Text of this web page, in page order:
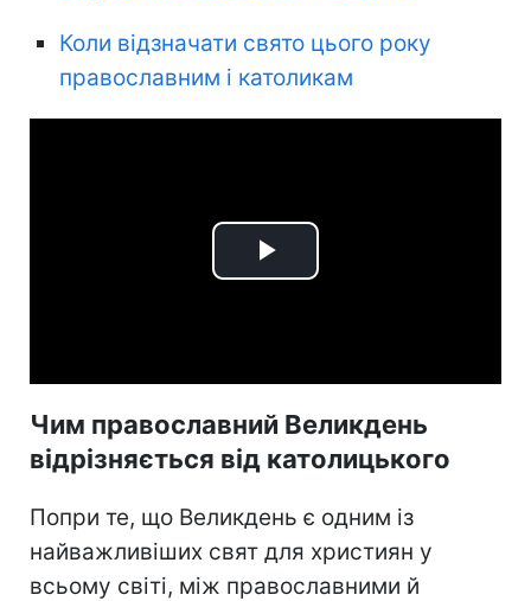
Коли відзначати свято цього року
православним і католикам
Play
Чим православний Великдень
відрізняється від католицького
Попри те, що Великдень є одним із
найважливіших свят для християн у
всьому світі, між православними й